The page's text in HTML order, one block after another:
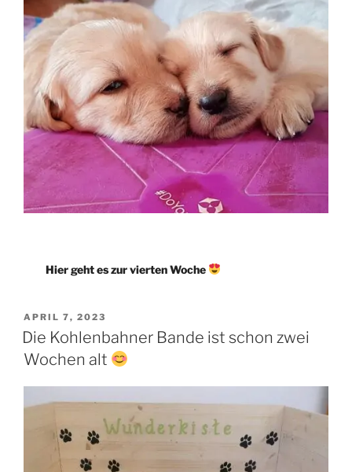
Hier geht es zur vierten Woche
VERÖFFENTLICHT
AM
APRIL 7, 2023
Die Kohlenbahner Bande ist schon zwei
Wochen alt